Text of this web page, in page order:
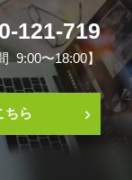
121-719
9:00〜18:00】
ちら